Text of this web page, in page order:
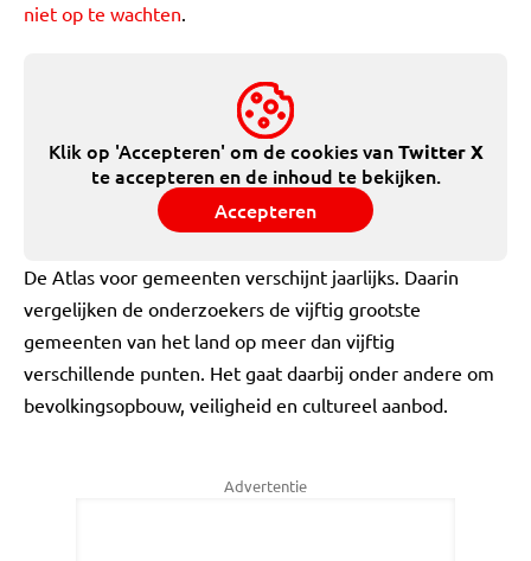
niet op te wachten.
Klik op 'Accepteren' om de cookies vanTwitter X
te accepteren en de inhoud te bekijken.
Accepteren
De Atlas voor gemeenten verschijnt jaarlijks. Daarin
vergelijken de onderzoekers de vijftig grootste
gemeenten van het land op meer dan vijftig
verschillende punten. Het gaat daarbij onder andere om
bevolkingsopbouw, veiligheid en cultureel aanbod.
Advertentie